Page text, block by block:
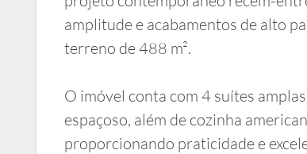
amplitude e acabamentos de alto
terreno de 488 m².
O imóvel conta com 4 suítes
espaçoso, além de cozinha
proporcionando praticidade e